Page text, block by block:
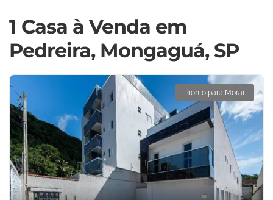
1 Casa à Venda em
Pedreira, Mongaguá, SP
Pronto para Morar